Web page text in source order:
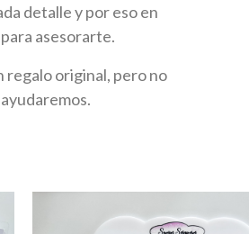
detalle y por eso en
asesorarte.
regalo original, pero no